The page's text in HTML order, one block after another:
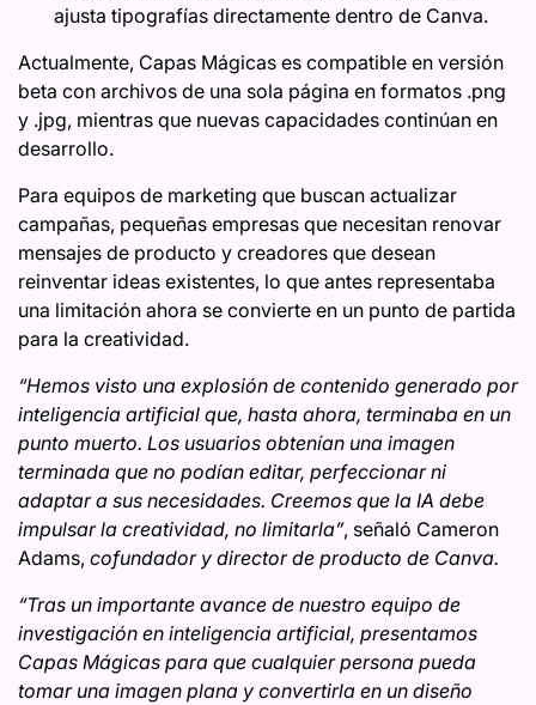
ajusta tipografías directamente dentro de Canva.
Actualmente, Capas Mágicas es compatible en versión
beta con archivos de una sola página en formatos .png
y .jpg, mientras que nuevas capacidades continúan en
desarrollo.
Para equipos de marketing que buscan actualizar
campañas, pequeñas empresas que necesitan renovar
mensajes de producto y creadores que desean
reinventar ideas existentes, lo que antes representaba
una limitación ahora se convierte en un punto de partida
para la creatividad.
“Hemos visto una explosión de contenido generado por
inteligencia artificial que, hasta ahora, terminaba en un
punto muerto. Los usuarios obtenían una imagen
terminada que no podían editar, perfeccionar ni
adaptar a sus necesidades. Creemos que la IA debe
impulsar la creatividad, no limitarla”, señaló Cameron
Adams, cofundador y director de producto de Canva.
“Tras un importante avance de nuestro equipo de
investigación en inteligencia artificial, presentamos
Capas Mágicas para que cualquier persona pueda
tomar una imagen plana y convertirla en un diseño